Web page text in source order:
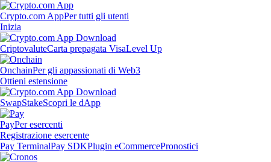
Crypto.com AppPer tutti gli utenti
Inizia
CriptovaluteCarta prepagata VisaLevel Up
OnchainPer gli appassionati di Web3
Ottieni estensione
SwapStakeScopri le dApp
PayPer esercenti
Registrazione esercente
Pay TerminalPay SDKPlugin eCommercePronostici